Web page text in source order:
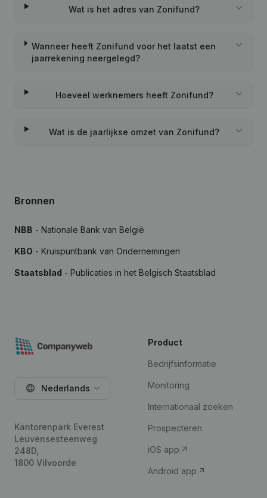
Wat is het adres van Zonifund?
Wanneer heeft Zonifund voor het laatst een
jaarrekening neergelegd?
Hoeveel werknemers heeft Zonifund?
Wat is de jaarlijkse omzet van Zonifund?
Bronnen
NBB - Nationale Bank van België
KBO - Kruispuntbank van Ondernemingen
Staatsblad - Publicaties in het Belgisch Staatsblad
Nederlands
Kantorenpark Everest
Leuvensesteenweg
248D,
1800 Vilvoorde
Product
Bedrijfsinformatie
Monitoring
Internationaal zoeken
Prospecteren
iOS app
Android app